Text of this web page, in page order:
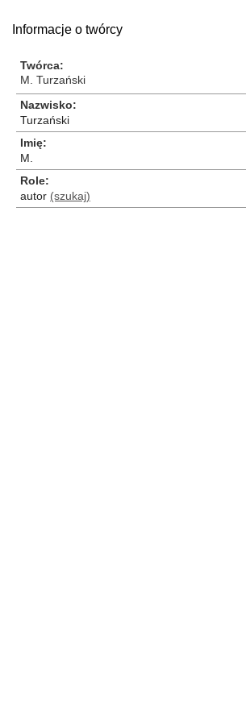
Informacje o twórcy
Twórca
M. Turzański
Nazwisko
Turzański
Imię
M.
Role
autor (szukaj)